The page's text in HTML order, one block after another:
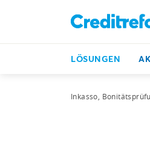
LÖSUNGEN
Inkasso,